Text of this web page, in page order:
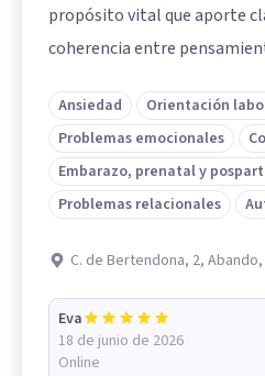
propósito vital que aporte
coherencia entre
Ansiedad Orientación
Problemas emocionales
Embarazo, prenatal y
Problemas relacionales
C. de Bertendona, 2,
Eva
18 de junio de 2026
Online